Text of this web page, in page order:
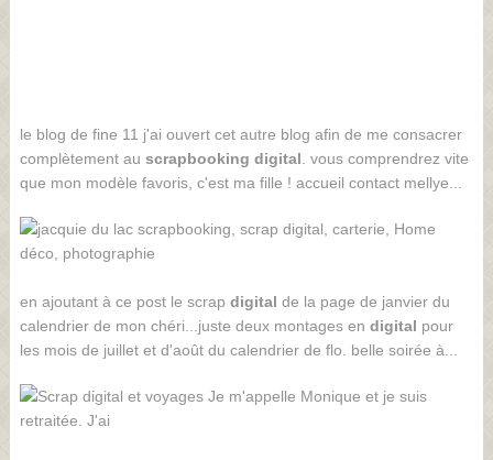
le blog de fine 11 j'ai ouvert cet autre blog afin de me consacrer
complètement au scrapbooking digital . vous comprendrez vite
que mon modèle favoris, c'est ma fille ! accueil contact mellye...
en ajoutant à ce post le scrap digital de la page de janvier du
calendrier de mon chéri...juste deux montages en digital pour
les mois de juillet et d'août du calendrier de flo. belle soirée à...